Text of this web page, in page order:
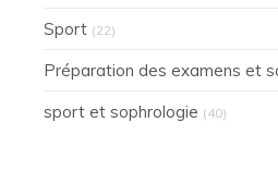
Sport (22)
Préparation des examens et
sport et sophrologie (40)